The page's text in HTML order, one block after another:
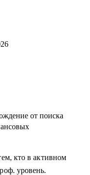
от поиска
кто в активном
уровень.